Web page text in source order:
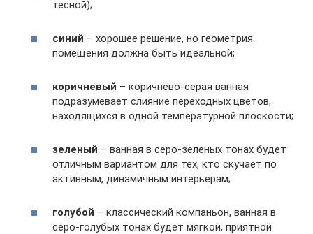
тесной);
синий – хорошее решение, но геометрия
помещения должна быть идеальной;
коричневый – коричнево-серая ванная
подразумевает слияние переходных цветов,
находящихся в одной температурной плоскости;
зеленый – ванная в серо-зеленых тонах будет
отличным вариантом для тех, кто скучает по
активным, динамичным интерьерам;
голубой – классический компаньон, ванная в
серо-голубых тонах будет мягкой, приятной